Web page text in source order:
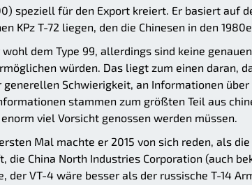
speziell für den Export kreiert. Er basiert auf
KPz T-72 liegen, den die Chinesen in den
dem Type 99, allerdings sind keine
würden. Das liegt zum einen daran,
Schwierigkeit, an Informationen über
stammen zum größten Teil aus
viel Vorsicht genossen werden müssen.
Mal machte er 2015 von sich reden, als
China North Industries Corporation (auch
der VT-4 wäre besser als der russische T-14